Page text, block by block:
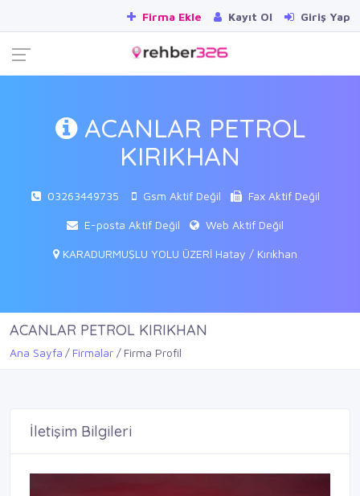
Firma Ekle Kayıt Ol Giriş Yap
ACANLAR PETROL
KIRIKHAN
03263449735 Gsm Aktif Değil Fax Aktif Değil
E-posta Aktif Değil Web Aktif Değil
KARADURMUŞLU YOLU ÜZERİ Hatay / Kırıkhan
ACANLAR PETROL KIRIKHAN
Ana Sayfa Firmalar Firma Profil
İletişim Bilgileri